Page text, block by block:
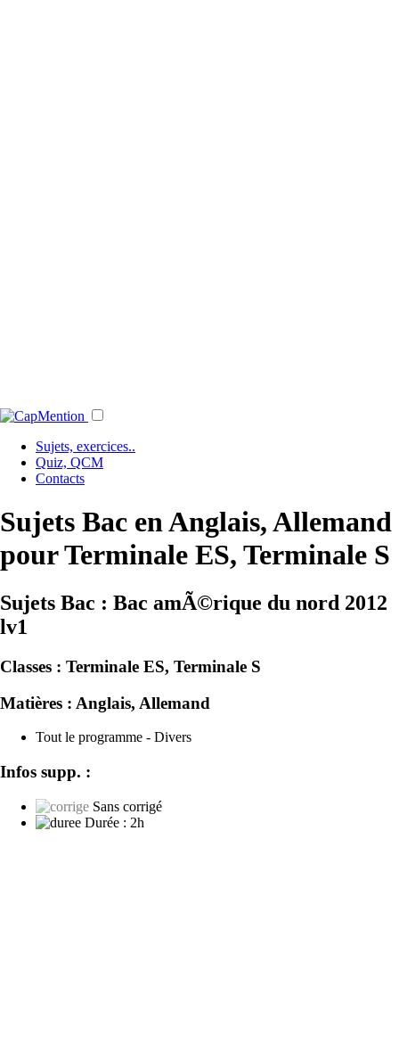
Sujets, exercices..
Quiz, QCM
Contacts
Sujets Bac en Anglais, Allemand
pour Terminale ES, Terminale S
Sujets Bac : Bac amÃ©rique du nord 2012
lv1
Classes : Terminale ES, Terminale S
Matières : Anglais, Allemand
Tout le programme - Divers
Infos supp. :
Sans corrigé
Durée : 2h